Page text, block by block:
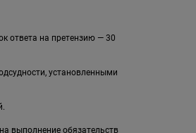
ответа на претензию — 30
установленными
выполнение обязательств